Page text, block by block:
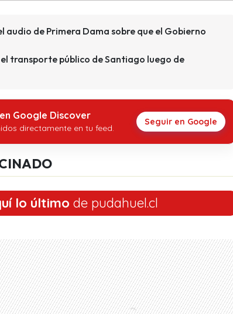
audio de Primera Dama sobre que el Gobierno
transporte público de Santiago luego de
Google Discover
directamente en tu feed.
Seguir en Google
lo último de pudahuel.cl